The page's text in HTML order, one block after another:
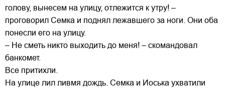
голову, вынесем на улицу, отлежится к утру! –
проговорил Семка и поднял лежавшего за ноги. Они оба
понесли его на улицу.
– Не сметь никто выходить до меня! – скомандовал
банкомет.
Все притихли.
На улице лил ливмя дождь. Семка и Иоська ухватили